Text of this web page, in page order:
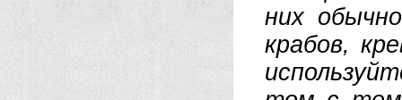
них
кра­бов,